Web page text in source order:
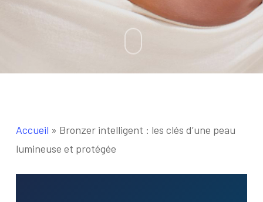
Accueil » Bronzer intelligent : les clés d’une peau
lumineuse et protégée